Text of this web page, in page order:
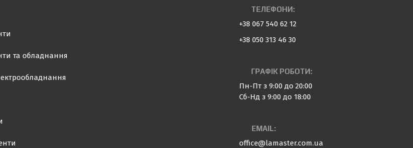
та обладнання
ТЕЛЕФОНИ:
+38 067 540 62 12
+38 050 313 46 30
ГРАФІК РОБОТИ:
Пн-Пт з 9:00 до 20:00
Сб-Нд з 9:00 до 18:00
EMAIL:
office@lamaster.com.ua